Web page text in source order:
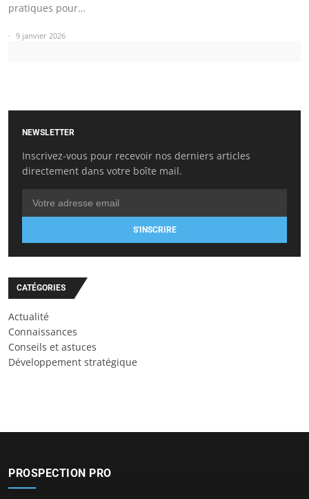
pratiques pour…
9 janvier 2026
NEWSLETTER
Inscrivez-vous pour recevoir nos derniers articles
directement dans votre boîte mail.
S'INSCRIRE
CATÉGORIES
Actualité
Connaissances
Conseils et astuces
Développement stratégique
PROSPECTION PRO